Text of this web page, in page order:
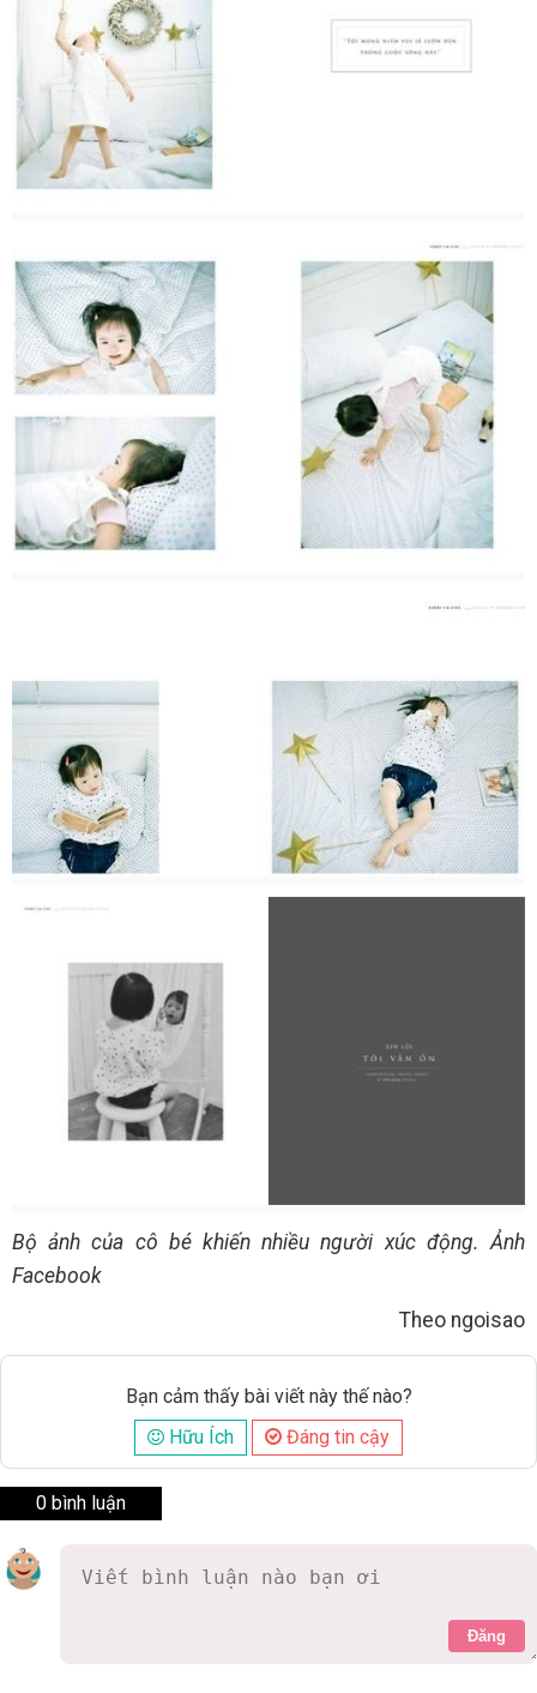
Bộ ảnh của cô bé khiến nhiều người xúc động. Ảnh
Facebook
Theo ngoisao
Bạn cảm thấy bài viết này thế nào?
Hữu Ích
Đáng tin cậy
0 bình luận
Đăng